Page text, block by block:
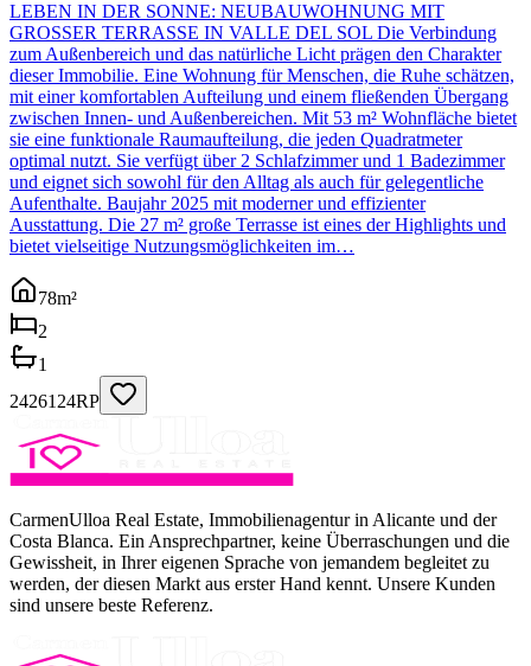
LEBEN IN DER SONNE: NEUBAUWOHNUNG MIT
GROSSER TERRASSE IN VALLE DEL SOL Die Verbindung
zum Außenbereich und das natürliche Licht prägen den Charakter
dieser Immobilie. Eine Wohnung für Menschen, die Ruhe schätzen,
mit einer komfortablen Aufteilung und einem fließenden Übergang
zwischen Innen- und Außenbereichen. Mit 53 m² Wohnfläche bietet
sie eine funktionale Raumaufteilung, die jeden Quadratmeter
optimal nutzt. Sie verfügt über 2 Schlafzimmer und 1 Badezimmer
und eignet sich sowohl für den Alltag als auch für gelegentliche
Aufenthalte. Baujahr 2025 mit moderner und effizienter
Ausstattung. Die 27 m² große Terrasse ist eines der Highlights und
bietet vielseitige Nutzungsmöglichkeiten im…
78m²
2
1
2426124RP
CarmenUlloa Real Estate, Immobilienagentur in Alicante und der
Costa Blanca. Ein Ansprechpartner, keine Überraschungen und die
Gewissheit, in Ihrer eigenen Sprache von jemandem begleitet zu
werden, der diesen Markt aus erster Hand kennt. Unsere Kunden
sind unsere beste Referenz.